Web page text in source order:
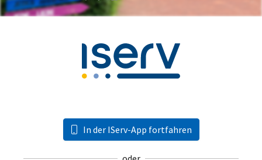
In der IServ-App fortfahren